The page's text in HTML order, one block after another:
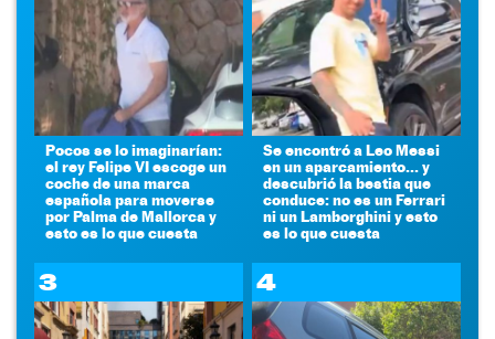
Pocos se lo imaginarían:
el rey Felipe VI escoge un
coche de una marca
española para moverse
por Palma de Mallorca y
esto es lo que cuesta
Se encontró a Leo Messi
en un aparcamiento... y
descubrió la bestia que
conduce: no es un Ferrari
ni un Lamborghini y esto
es lo que cuesta
3 4